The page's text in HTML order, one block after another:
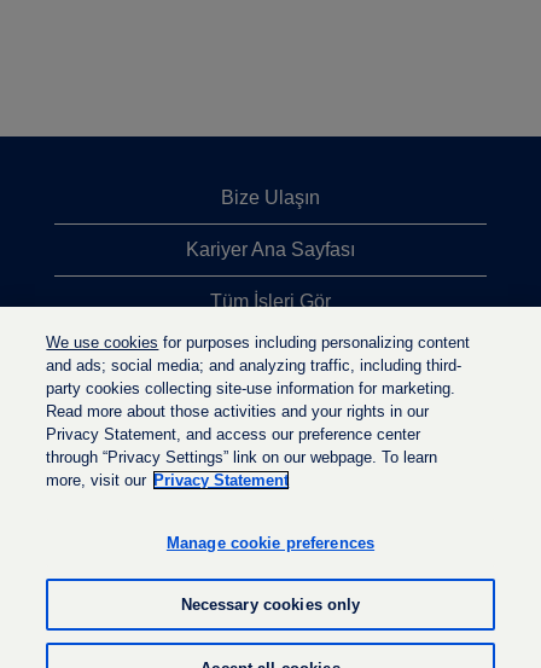
Bize Ulaşın
Kariyer Ana Sayfası
Tüm İşleri Gör
En Çok Aranan İşler
Gizlilik İlkesi
n
s
e
k
m
n
e
k
m
s
m
© LyondellBasell Industries Holdings B.V. 2022
We use cookies for purposes including personalizing content
and ads; social media; and analyzing traffic, including third-
party cookies collecting site-use information for marketing.
Read more about those activities and your rights in our
Privacy Statement, and access our preference center
through “Privacy Settings” link on our webpage. To learn
more, visit our Privacy Statement
Manage cookie preferences
Necessary cookies only